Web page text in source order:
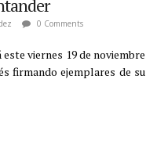
0 Comments
viernes 19 de noviembre
firmando ejemplares de su